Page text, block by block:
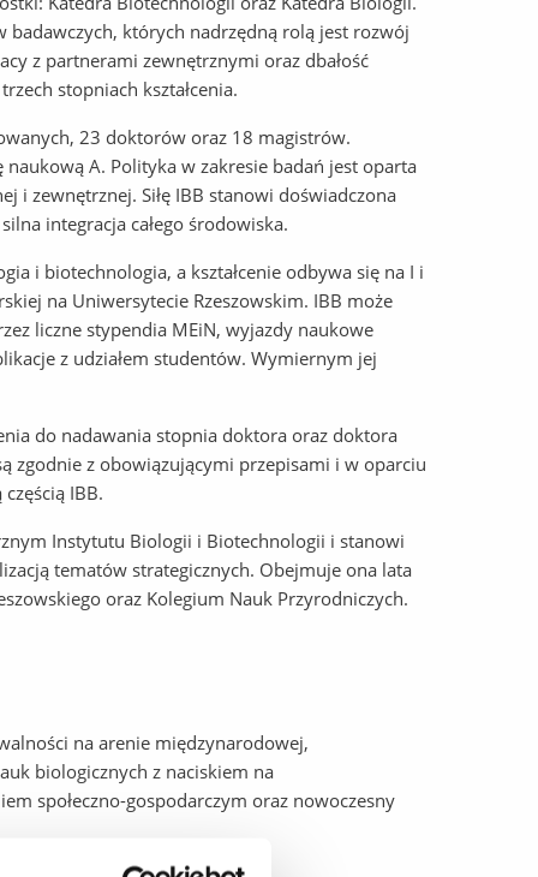
badawczych, których nadrzędną rolą jest rozwój
z partnerami zewnętrznymi oraz dbałość
stopniach kształcenia.
23 doktorów oraz 18 magistrów.
A. Polityka w zakresie badań jest oparta
i zewnętrznej. Siłę IBB stanowi doświadczona
integracja całego środowiska.
i biotechnologia, a kształcenie odbywa się na I i
na Uniwersytecie Rzeszowskim. IBB może
liczne stypendia MEiN, wyjazdy naukowe
z udziałem studentów. Wymiernym jej
do nadawania stopnia doktora oraz doktora
zgodnie z obowiązującymi przepisami i w oparciu
IBB.
Instytutu Biologii i Biotechnologii i stanowi
tematów strategicznych. Obejmuje ona lata
oraz Kolegium Nauk Przyrodniczych.
na arenie międzynarodowej,
biologicznych z naciskiem na
społeczno-gospodarczym oraz nowoczesny